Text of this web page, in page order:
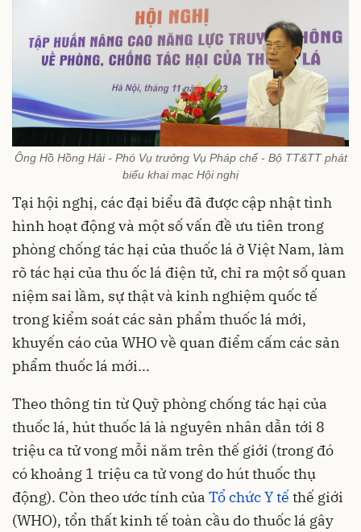
Ông Hồ Hồng Hải - Phó Vụ trưởng Vụ Pháp chế - Bộ TT&TT phát
biểu khai mạc Hội nghị
Tại hội nghị, các đại biểu đã được cập nhật tình
hình hoạt động và một số vấn đề ưu tiên trong
phòng chống tác hại của thuốc lá ở Việt Nam, làm
rõ tác hại của thu ốc lá điện tử, chỉ ra một số quan
niệm sai lầm, sự thật và kinh nghiệm quốc tế
trong kiểm soát các sản phẩm thuốc lá mới,
khuyến cáo của WHO về quan điểm cấm các sản
phẩm thuốc lá mới...
Theo thông tin từ Quỹ phòng chống tác hại của
thuốc lá, hút thuốc lá là nguyên nhân dẫn tới 8
triệu ca tử vong mỗi năm trên thế giới (trong đó
có khoảng 1 triệu ca tử vong do hút thuốc thụ
động). Còn theo ước tính của Tổ chức Y tế thế giới
(WHO), tổn thất kinh tế toàn cầu do thuốc lá gây